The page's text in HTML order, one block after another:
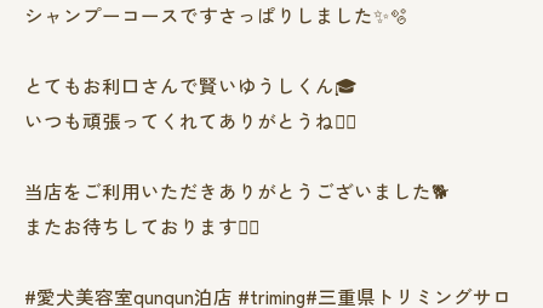
シャンプーコースですさっぱりしました✨🫧
とてもお利口さんで賢いゆうしくん🎓
いつも頑張ってくれてありがとうね🙂‍↕️
当店をご利用いただきありがとうございました🐕
またお待ちしております❤️‍🔥
#愛犬美容室qunqun泊店 #triming#三重県トリミングサロ